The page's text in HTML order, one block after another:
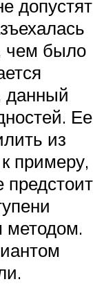
допустят
чем было
данный
Ее
из
примеру,
методом.